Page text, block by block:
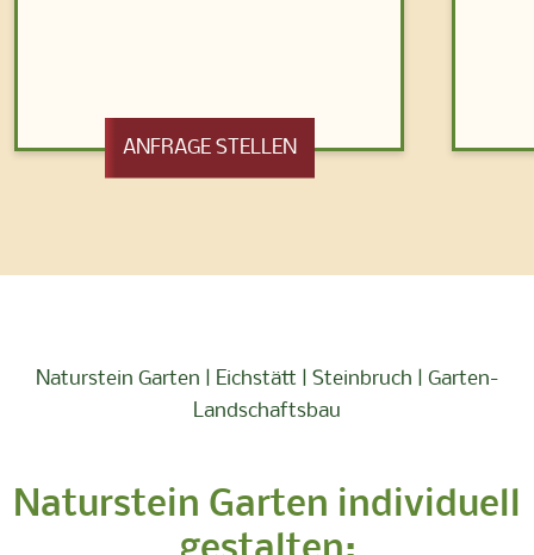
ANFRAGE STELLEN
Naturstein Garten | Eichstätt | Steinbruch | Garten-
Landschaftsbau
Naturstein Garten individuell